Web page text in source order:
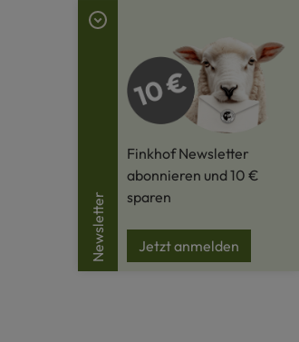
Newsletter
Finkhof Newsletter
abonnieren und 10 €
sparen
Jetzt anmelden